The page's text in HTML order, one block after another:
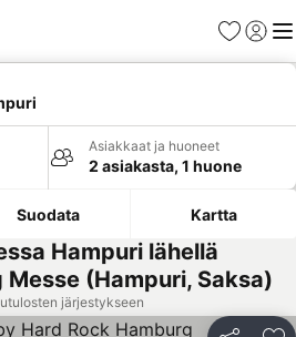
Suosikit
Asiakkaat ja huoneet
2 asiakasta, 1 huone
Suodata Kartta
Hampuri lähellä
(Hampuri, Saksa)
järjestykseen